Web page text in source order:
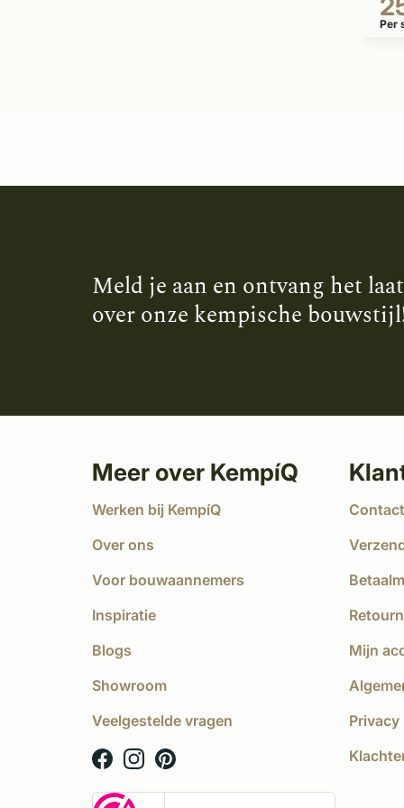
Per
Meld je aan en ontvang het
over onze kempische
Meer over KempíQ
Werken bij KempíQ
Over ons
Voor bouwaannemers
Inspiratie
Blogs
Showroom
Veelgestelde vragen
Contact
Mijn
Privacy